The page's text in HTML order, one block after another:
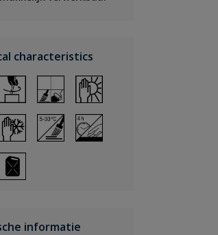
characteristics
informatie